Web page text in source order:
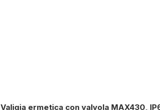
Valigia ermetica con valvola MAX430,